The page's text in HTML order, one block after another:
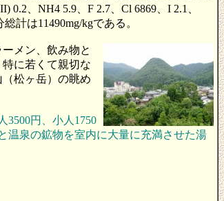
0.2、NH4 5.9、F 2.7、Cl 6869、I 2.1、
計は11490mg/kgである。
メン、飲み物と
に若くて親切な
松ヶ岳）の眺め
3500円、小人1750
温泉の鉱物を室内に大量に充満させた湯